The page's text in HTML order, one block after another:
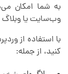
س
د
ر
به شما امکان
وب‌سایت یا وبلاگ
با استفاده از
کنید، از جمله: